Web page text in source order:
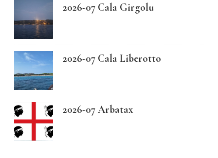
2026-07 Cala Girgolu
2026-07 Cala Liberotto
2026-07 Arbatax